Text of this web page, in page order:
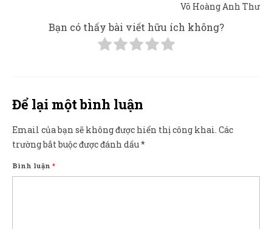
Võ Hoàng Anh Thư
Bạn có thấy bài viết hữu ích không?
Để lại một bình luận
Email của bạn sẽ không được hiển thị công khai. Các
trường bắt buộc được đánh dấu*
Bình luận *